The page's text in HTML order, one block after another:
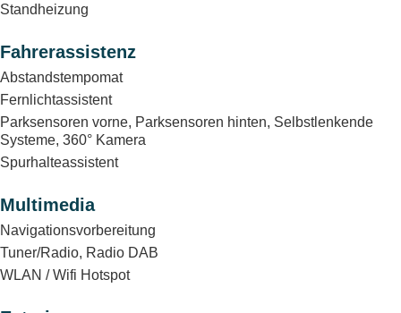
Standheizung
Fahrerassistenz
Abstandstempomat
Fernlichtassistent
Parksensoren vorne, Parksensoren hinten, Selbstlenkende
Systeme, 360° Kamera
Spurhalteassistent
Multimedia
Navigationsvorbereitung
Tuner/Radio, Radio DAB
WLAN / Wifi Hotspot